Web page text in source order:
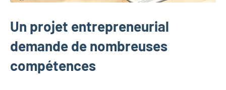
Un projet entrepreneurial
demande de nombreuses
compétences